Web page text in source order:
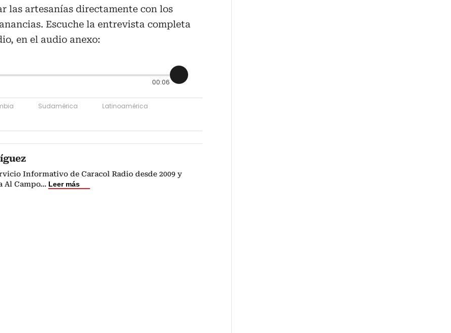
las artesanías directamente con los
Escuche la entrevista completa
en el audio anexo:
00:06
Sudamérica
Latinoamérica
Informativo de Caracol Radio desde 2009 y
Al Campo... Leer más